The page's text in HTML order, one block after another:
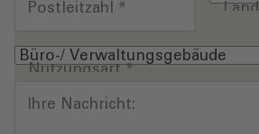
Postleitzahl * Land
Nutzungsart *
Ihre Nachricht: